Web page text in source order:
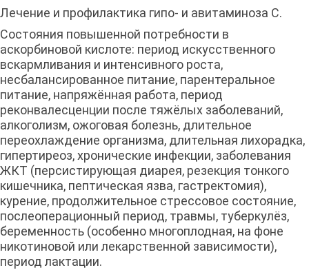
Лечение и профилактика гипо- и авитаминоза C.
Состояния повышенной потребности в
аскорбиновой кислоте: период искусственного
вскармливания и интенсивного роста,
несбалансированное питание, парентеральное
питание, напряжённая работа, период
реконвалесценции после тяжёлых заболеваний,
алкоголизм, ожоговая болезнь, длительное
переохлаждение организма, длительная лихорадка,
гипертиреоз, хронические инфекции, заболевания
ЖКТ (персистирующая диарея, резекция тонкого
кишечника, пептическая язва, гастректомия),
курение, продолжительное стрессовое состояние,
послеоперационный период, травмы, туберкулёз,
беременность (особенно многоплодная, на фоне
никотиновой или лекарственной зависимости),
период лактации.